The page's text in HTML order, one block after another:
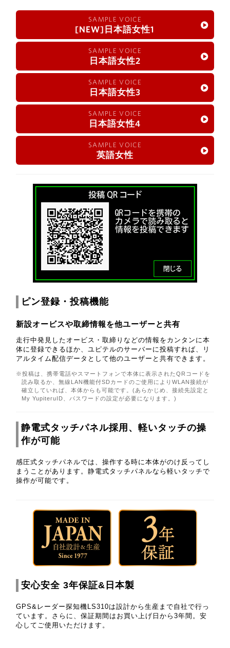
SAMPLE VOICE
[NEW]日本語女性1
SAMPLE VOICE
日本語女性2
SAMPLE VOICE
日本語女性3
SAMPLE VOICE
日本語女性4
SAMPLE VOICE
英語女性
ピン登録・投稿機能
新設オービスや取締情報を他ユーザーと共有
走行中発見したオービス・取締りなどの情報をカンタンに本
体に登録できるほか、ユピテルのサーバーに投稿すれば、リ
アルタイム配信データとして他のユーザーと共有できます。
※投稿は、携帯電話やスマートフォンで本体に表示されたQRコードを
読み取るか、無線LAN機能付SDカードのご使用によりWLAN接続が
確立していれば、本体からも可能です。(あらかじめ、接続先設定と
My YupiteruID、パスワードの設定が必要になります。)
静電式タッチパネル採用、軽いタッチの操
作が可能
感圧式タッチパネルでは、操作する時に本体がのけ反ってし
まうことがあります。静電式タッチパネルなら軽いタッチで
操作が可能です。
安心安全 3年保証&日本製
GPS&レーダー探知機LS310は設計から生産まで自社で行っ
ています。さらに、保証期間はお買い上げ日から3年間。安
心してご使用いただけます。